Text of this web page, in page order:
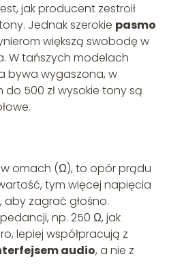
jak producent zestroił
Jednak szerokie pasmo
większą swobodę w
W tańszych modelach
bywa wygaszona, w
500 zł wysokie tony są
omach (Ω), to opór prądu
tym więcej napięcia
zagrać głośno.
np. 250 Ω, jak
lepiej współpracują z
audio, a nie z